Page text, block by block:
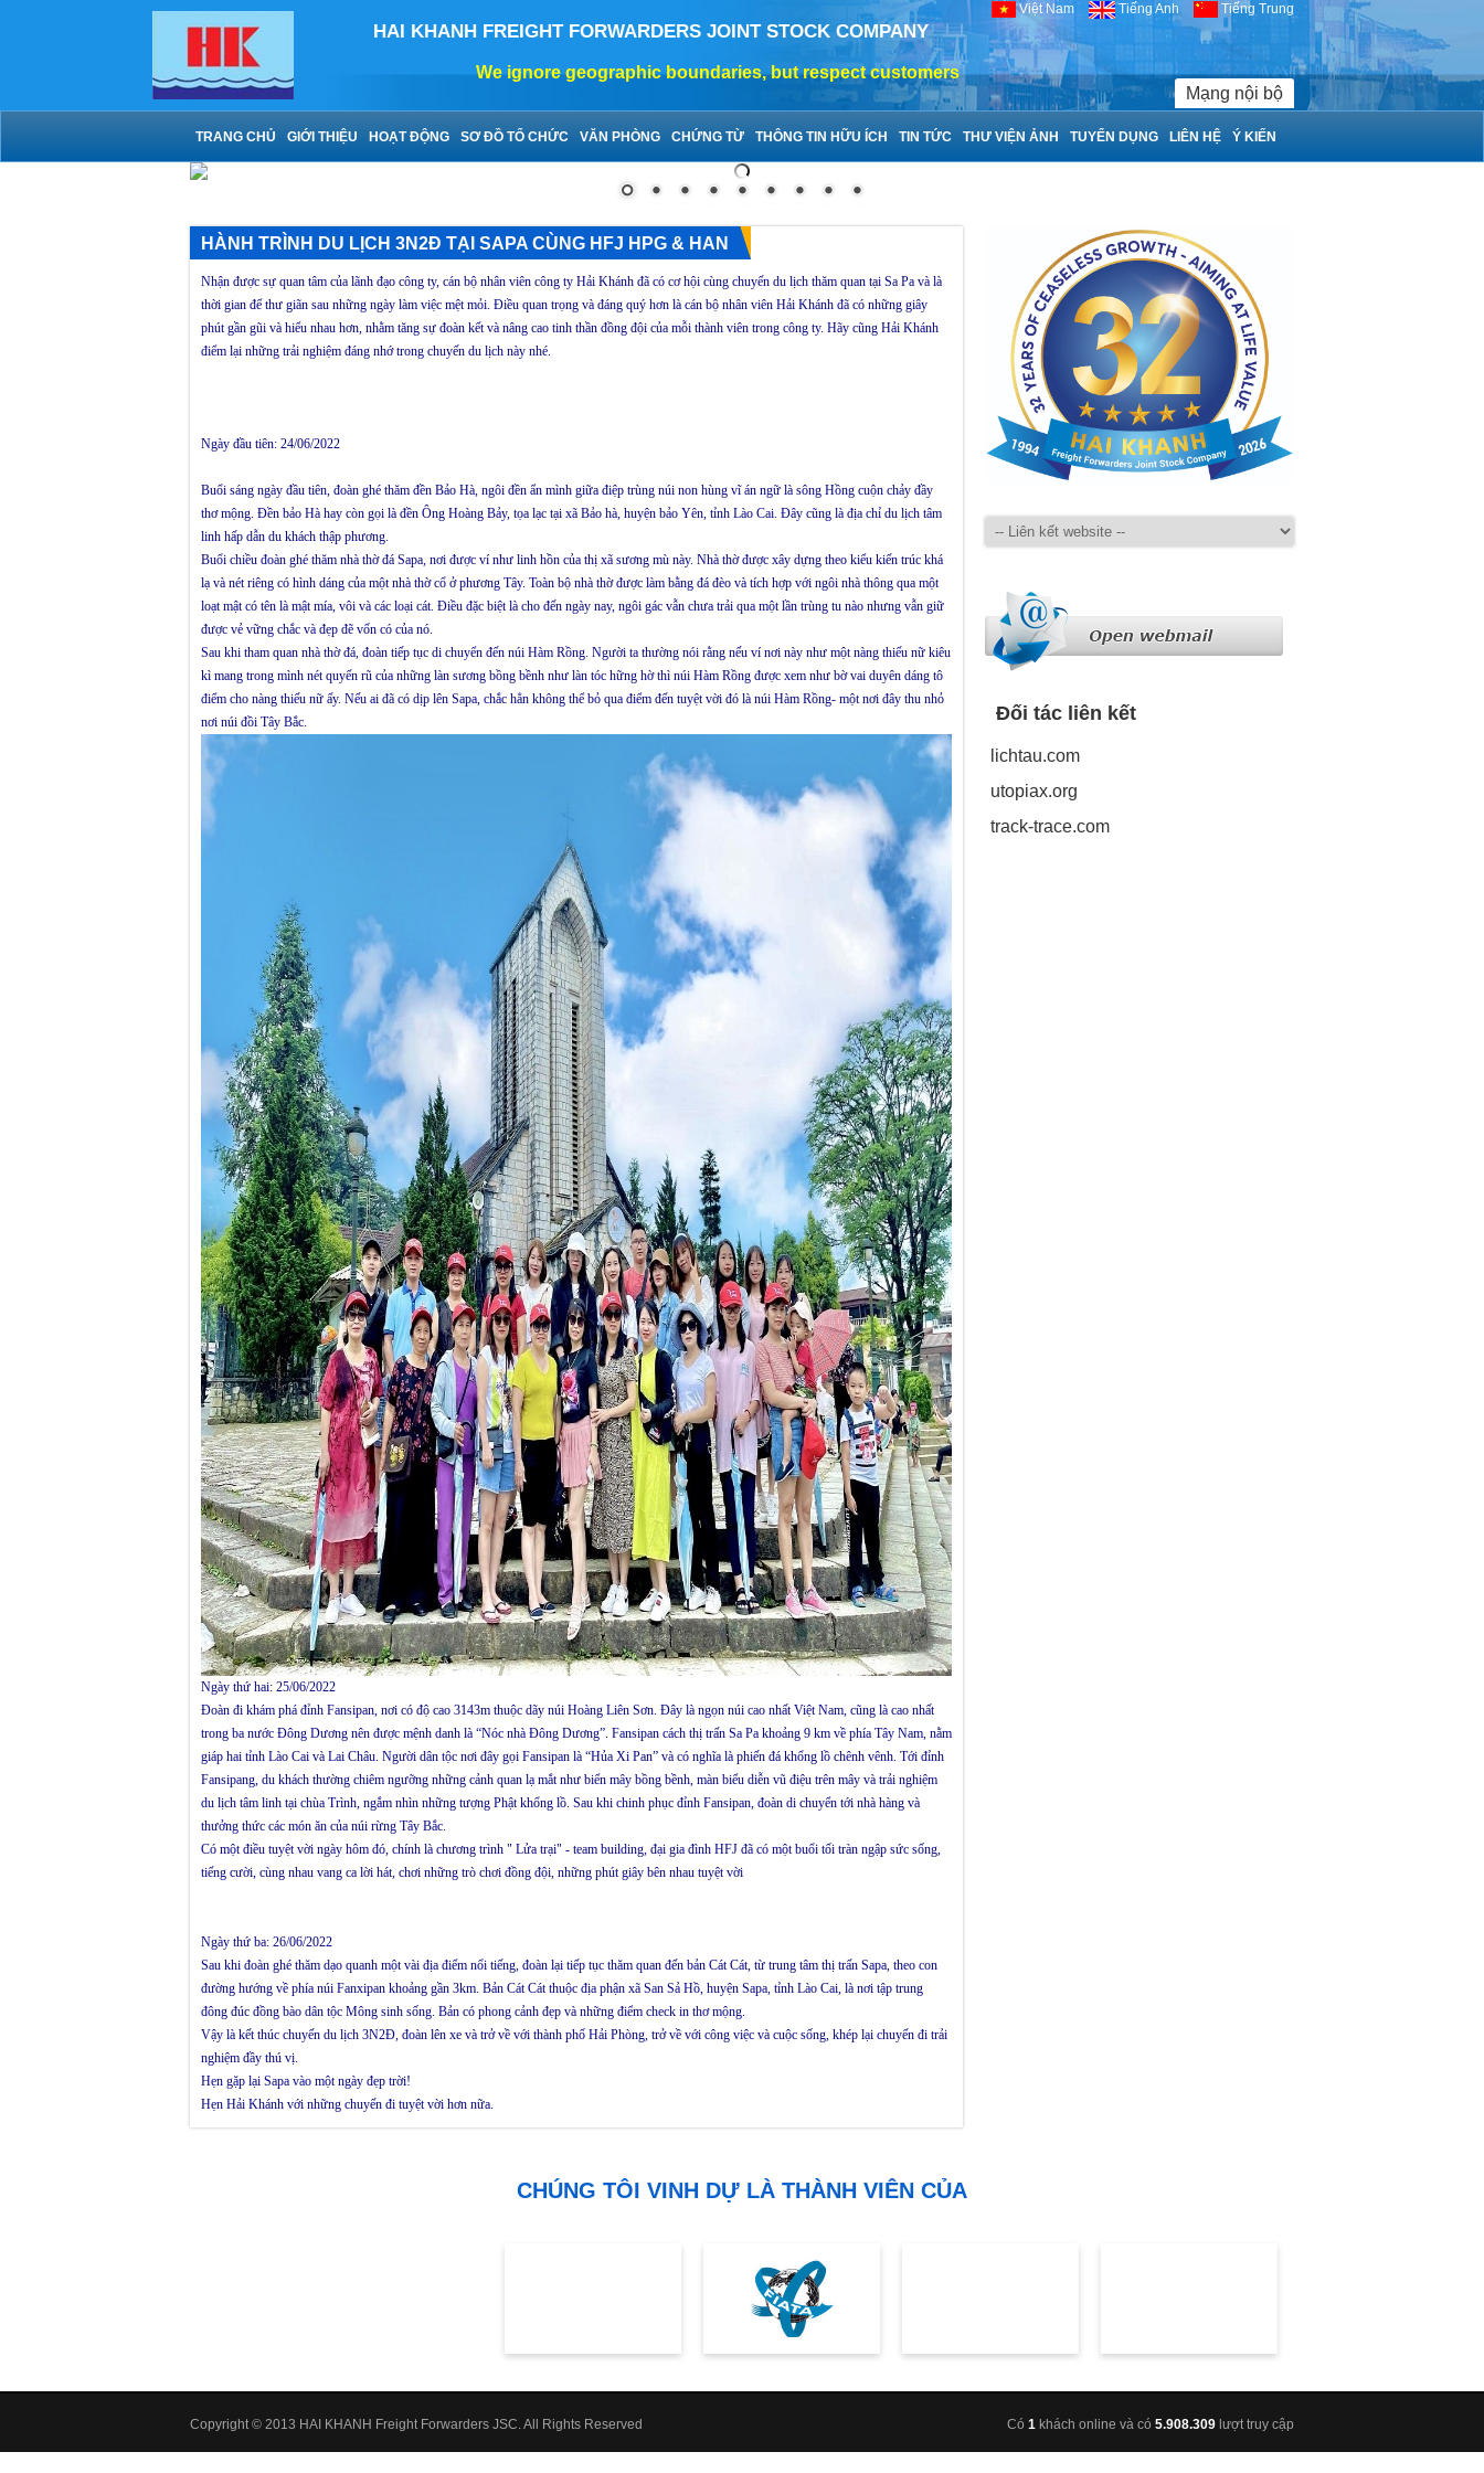
HAI KHANH FREIGHT FORWARDERS JOINT STOCK COMPANY
We ignore geographic boundaries, but respect customers
Việt Nam Tiếng Anh Tiếng Trung
Mạng nội bộ
TRANG CHỦ GIỚI THIỆU HOẠT ĐỘNG SƠ ĐỒ TỔ CHỨC VĂN PHÒNG CHỨNG TỪ THÔNG TIN HỮU ÍCH TIN TỨC THƯ VIỆN ẢNH TUYỂN DỤNG LIÊN HỆ Ý KIẾN
HÀNH TRÌNH DU LỊCH 3N2Đ TẠI SAPA CÙNG HFJ HPG & HAN
Nhận được sự quan tâm của lãnh đạo công ty, cán bộ nhân viên công ty Hải Khánh đã có cơ hội cùng chuyến du lịch thăm quan tại Sa Pa và là
thời gian để thư giãn sau những ngày làm việc mệt mỏi. Điều quan trọng và đáng quý hơn là cán bộ nhân viên Hải Khánh đã có những giây
phút gần gũi và hiểu nhau hơn, nhằm tăng sự đoàn kết và nâng cao tinh thần đồng đội của mỗi thành viên trong công ty. Hãy cũng Hải Khánh
điểm lại những trải nghiệm đáng nhớ trong chuyến du lịch này nhé.
Ngày đầu tiên: 24/06/2022
Buổi sáng ngày đầu tiên, đoàn ghé thăm đền Bảo Hà, ngôi đền ẩn mình giữa điệp trùng núi non hùng vĩ án ngữ là sông Hồng cuộn chảy đầy
thơ mộng. Đền bảo Hà hay còn gọi là đền Ông Hoàng Bảy, tọa lạc tại xã Bảo hà, huyện bảo Yên, tỉnh Lào Cai. Đây cũng là địa chỉ du lịch tâm
linh hấp dẫn du khách thập phương.
Buổi chiều đoàn ghé thăm nhà thờ đá Sapa, nơi được ví như linh hồn của thị xã sương mù này. Nhà thờ được xây dựng theo kiểu kiến trúc khá
lạ và nét riêng có hình dáng của một nhà thờ cổ ở phương Tây. Toàn bộ nhà thờ được làm bằng đá đèo và tích hợp với ngôi nhà thông qua một
loạt mật có tên là mật mía, vôi và các loại cát. Điều đặc biệt là cho đến ngày nay, ngôi gác vẫn chưa trải qua một lần trùng tu nào nhưng vẫn giữ
được vẻ vững chắc và đẹp đẽ vốn có của nó.
Sau khi tham quan nhà thờ đá, đoàn tiếp tục di chuyển đến núi Hàm Rồng. Người ta thường nói rằng nếu ví nơi này như một nàng thiếu nữ kiêu
kì mang trong mình nét quyến rũ của những làn sương bồng bềnh như làn tóc hững hờ thì núi Hàm Rồng được xem như bờ vai duyên dáng tô
điểm cho nàng thiếu nữ ấy. Nếu ai đã có dịp lên Sapa, chắc hẳn không thể bỏ qua điểm đến tuyệt vời đó là núi Hàm Rồng- một nơi đây thu nhỏ
nơi núi đồi Tây Bắc.
Ngày thứ hai: 25/06/2022
Đoàn đi khám phá đỉnh Fansipan, nơi có độ cao 3143m thuộc dãy núi Hoàng Liên Sơn. Đây là ngọn núi cao nhất Việt Nam, cũng là cao nhất
trong ba nước Đông Dương nên được mệnh danh là “Nóc nhà Đông Dương”. Fansipan cách thị trấn Sa Pa khoảng 9 km về phía Tây Nam, nằm
giáp hai tỉnh Lào Cai và Lai Châu. Người dân tộc nơi đây gọi Fansipan là “Hủa Xi Pan” và có nghĩa là phiến đá khổng lồ chênh vênh. Tới đỉnh
Fansipang, du khách thường chiêm ngưỡng những cảnh quan lạ mắt như biển mây bồng bềnh, màn biểu diễn vũ điệu trên mây và trải nghiệm
du lịch tâm linh tại chùa Trình, ngắm nhìn những tượng Phật khổng lồ. Sau khi chinh phục đỉnh Fansipan, đoàn di chuyển tới nhà hàng và
thưởng thức các món ăn của núi rừng Tây Bắc.
Có một điều tuyệt vời ngày hôm đó, chính là chương trình " Lửa trại" - team building, đại gia đình HFJ đã có một buổi tối tràn ngập sức sống,
tiếng cười, cùng nhau vang ca lời hát, chơi những trò chơi đồng đội, những phút giây bên nhau tuyệt vời
Ngày thứ ba: 26/06/2022
Sau khi đoàn ghé thăm dạo quanh một vài địa điểm nổi tiếng, đoàn lại tiếp tục thăm quan đến bản Cát Cát, từ trung tâm thị trấn Sapa, theo con
đường hướng về phía núi Fanxipan khoảng gần 3km. Bản Cát Cát thuộc địa phận xã San Sả Hồ, huyện Sapa, tỉnh Lào Cai, là nơi tập trung
đông đúc đồng bào dân tộc Mông sinh sống. Bản có phong cảnh đẹp và những điểm check in thơ mộng.
Vậy là kết thúc chuyến du lịch 3N2Đ, đoàn lên xe và trở về với thành phố Hải Phòng, trở về với công việc và cuộc sống, khép lại chuyến đi trải
nghiệm đầy thú vị.
Hẹn gặp lại Sapa vào một ngày đẹp trời!
Hẹn Hải Khánh với những chuyến đi tuyệt vời hơn nữa.
Đối tác liên kết
lichtau.com
utopiax.org
track-trace.com
CHÚNG TÔI VINH DỰ LÀ THÀNH VIÊN CỦA
Copyright © 2013 HAI KHANH Freight Forwarders JSC. All Rights Reserved Có 1 khách online và có 5.908.309 lượt truy cập